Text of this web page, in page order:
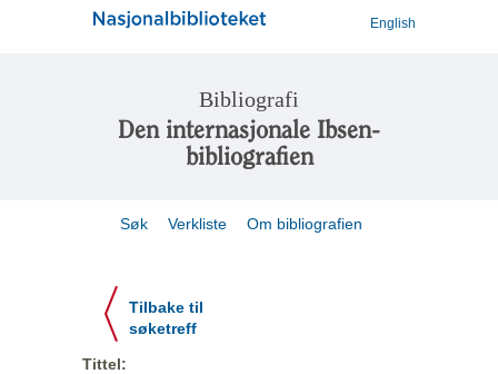
English
Bibliografi
Den internasjonale Ibsen-
bibliografien
Søk Verkliste Om bibliografien
Tilbake til
søketreff
Tittel: